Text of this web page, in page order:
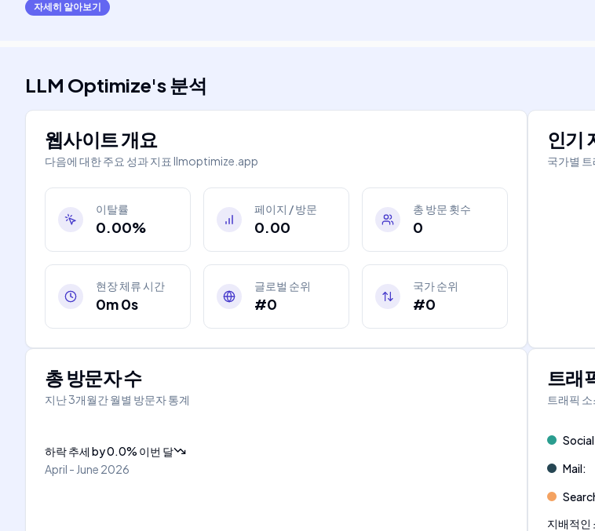
자세히 알아보기
LLM Optimize's분석
웹사이트 개요
다음에 대한 주요 성과 지표 llmoptimize.app
이탈률
0.00%
페이지 / 방문
0.00
총 방문 횟수
0
현장 체류 시간
0m 0s
글로벌 순위
#0
국가 순위
#0
인기
국가별
총 방문자 수
지난 3개월간 월별 방문자 통계
하락 추세 by0.0% 이번 달
April - June 2026
트래
트래픽
Social
Mail:
지배적인